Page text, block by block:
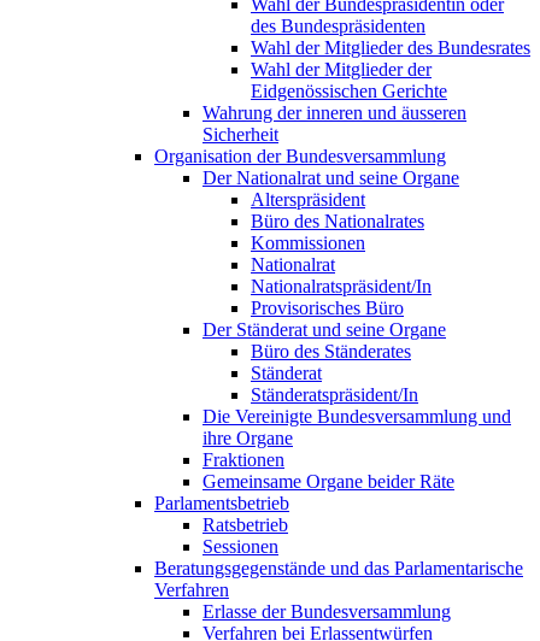
Wahl der Bundespräsidentin oder
des Bundespräsidenten
Wahl der Mitglieder des Bundesrates
Wahl der Mitglieder der
Eidgenössischen Gerichte
Wahrung der inneren und äusseren
Sicherheit
Organisation der Bundesversammlung
Der Nationalrat und seine Organe
Alterspräsident
Büro des Nationalrates
Kommissionen
Nationalrat
Nationalratspräsident/In
Provisorisches Büro
Der Ständerat und seine Organe
Büro des Ständerates
Ständerat
Ständeratspräsident/In
Die Vereinigte Bundesversammlung und
ihre Organe
Fraktionen
Gemeinsame Organe beider Räte
Parlamentsbetrieb
Ratsbetrieb
Sessionen
Beratungsgegenstände und das Parlamentarische
Verfahren
Erlasse der Bundesversammlung
Verfahren bei Erlassentwürfen